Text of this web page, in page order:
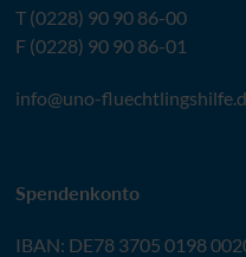
T (0228) 90 90 86-00
F (0228) 90 90 86-01
info@uno-
Spendenkonto
IBAN: DE78 3705 0198